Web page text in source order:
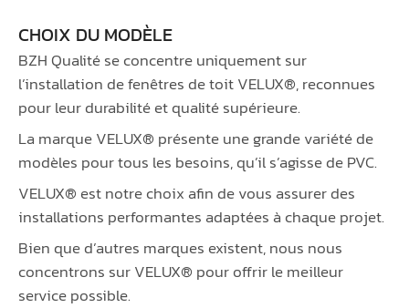
CHOIX DU MODÈLE
BZH Qualité se concentre uniquement sur
l’installation de fenêtres de toit VELUX®, reconnues
pour leur durabilité et qualité supérieure.
La marque VELUX® présente une grande variété de
modèles pour tous les besoins, qu’il s’agisse de PVC.
VELUX® est notre choix afin de vous assurer des
installations performantes adaptées à chaque projet.
Bien que d’autres marques existent, nous nous
concentrons sur VELUX® pour offrir le meilleur
service possible.